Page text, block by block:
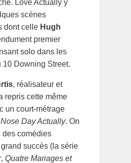
Love Actually y
scènes
dont celle Hugh
premier
solo dans les
10 Downing Street.
, réalisateur et
repris cette même
un court-métrage
Day Actually. On
des comédies
succès (la série
, Quatre Mariages et